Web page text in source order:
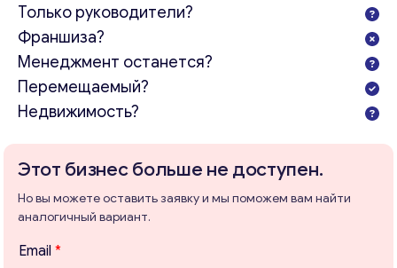
Отправьте нам запрос, и мы свяжемся с вами в
ближайшее время.
Email*
Только руководители?
Франшиза?
Менеджмент останется?
Перемещаемый?
Недвижимость?
Этот бизнес больше не доступен.
Но вы можете оставить заявку и мы поможем вам найти
аналогичный вариант.
Email *